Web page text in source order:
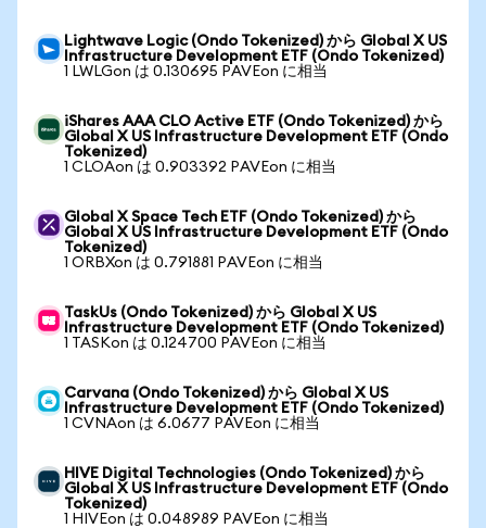
Lightwave Logic (Ondo Tokenized) から Global X US
Infrastructure Development ETF (Ondo Tokenized)
1 LWLGon は 0.130695 PAVEon に相当
iShares AAA CLO Active ETF (Ondo Tokenized) から
Global X US Infrastructure Development ETF (Ondo
Tokenized)
1 CLOAon は 0.903392 PAVEon に相当
Global X Space Tech ETF (Ondo Tokenized) から
Global X US Infrastructure Development ETF (Ondo
Tokenized)
1 ORBXon は 0.791881 PAVEon に相当
TaskUs (Ondo Tokenized) から Global X US
Infrastructure Development ETF (Ondo Tokenized)
1 TASKon は 0.124700 PAVEon に相当
Carvana (Ondo Tokenized) から Global X US
Infrastructure Development ETF (Ondo Tokenized)
1 CVNAon は 6.0677 PAVEon に相当
HIVE Digital Technologies (Ondo Tokenized) から
Global X US Infrastructure Development ETF (Ondo
Tokenized)
1 HIVEon は 0.048989 PAVEon に相当